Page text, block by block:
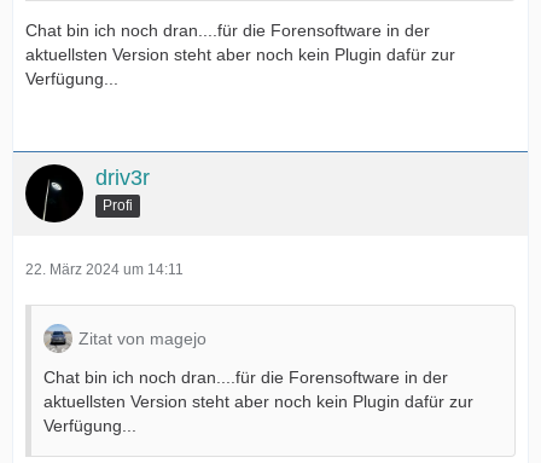
Chat bin ich noch dran....für die Forensoftware in der
aktuellsten Version steht aber noch kein Plugin dafür zur
Verfügung...
driv3r
Profi
22. März 2024 um 14:11
Zitat von magejo
Chat bin ich noch dran....für die Forensoftware in der
aktuellsten Version steht aber noch kein Plugin dafür zur
Verfügung...